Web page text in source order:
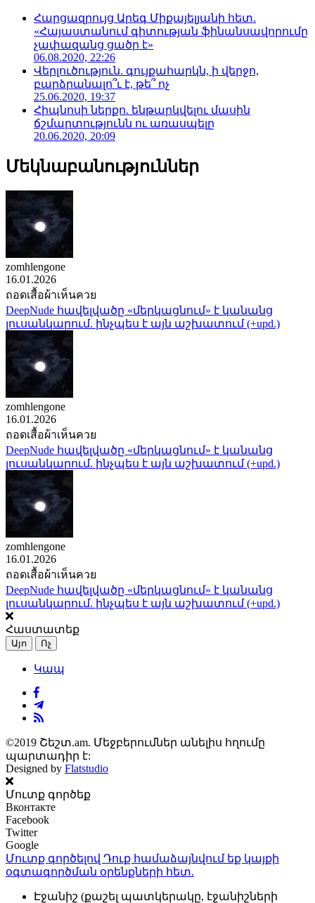
Հարցազրույց Արեգ Միքայելյանի հետ.
«Հայաստանում գիտության ֆինանսավորումը
չափազանց ցածր է»
06.08.2020, 22:26
Վերլուծություն. գույքահարկն, ի վերջո,
բարձրանալո՞ւ է, թե՞ ոչ
25.06.2020, 19:37
Հիպնոսի ներքո. ենթարկվելու մասին
ճշմարտությունն ու առասպելը
20.06.2020, 20:09
Մեկնաբանություններ
zomhlengone
16.01.2026
ถอดเสื้อผ้าเห็นควย
DeepNude հավելվածը «մերկացնում» է կանանց
լուսանկարում. ինչպես է այն աշխատում (+upd.)
zomhlengone
16.01.2026
ถอดเสื้อผ้าเห็นควย
DeepNude հավելվածը «մերկացնում» է կանանց
լուսանկարում. ինչպես է այն աշխատում (+upd.)
zomhlengone
16.01.2026
ถอดเสื้อผ้าเห็นควย
DeepNude հավելվածը «մերկացնում» է կանանց
լուսանկարում. ինչպես է այն աշխատում (+upd.)
Հաստատեք
Այո Ոչ
Կապ
©2019 Շեշտ.am. Մեջբերումներ անելիս հղումը
պարտադիր է:
Designed by Flatstudio
Մուտք գործեք
Вконтакте
Facebook
Twitter
Google
Մուտք գործելով Դուք համաձայնվում եք կայքի
օգտագործման օրենքների հետ.
Էջանիշ (քաշել պատկերակը, էջանիշների